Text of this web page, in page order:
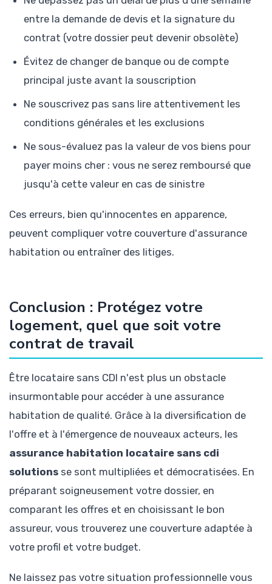
entre la demande de devis et la signature du
contrat (votre dossier peut devenir obsolète)
Évitez de changer de banque ou de compte
principal juste avant la souscription
Ne souscrivez pas sans lire attentivement les
conditions générales et les exclusions
Ne sous-évaluez pas la valeur de vos biens pour
payer moins cher : vous ne serez remboursé que
jusqu'à cette valeur en cas de sinistre
Ces erreurs, bien qu'innocentes en apparence,
peuvent compliquer votre couverture d'assurance
habitation ou entraîner des litiges.
Conclusion : Protégez votre
logement, quel que soit votre
contrat de travail
Être locataire sans CDI n'est plus un obstacle
insurmontable pour accéder à une assurance
habitation de qualité. Grâce à la diversification de
l'offre et à l'émergence de nouveaux acteurs, les
assurance habitation locataire sans cdi
solutions se sont multipliées et démocratisées. En
préparant soigneusement votre dossier, en
comparant les offres et en choisissant le bon
assureur, vous trouverez une couverture adaptée à
votre profil et votre budget.
Ne laissez pas votre situation professionnelle vous